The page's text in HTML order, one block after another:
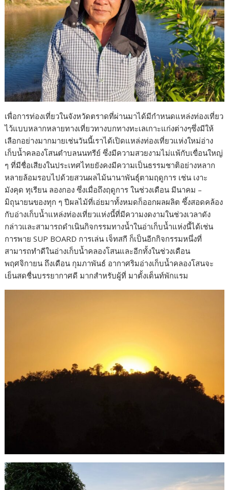
เพื่อการท่องเที่ยวในจังหวัดตราดที่ผ่านมาได้มีกำหนดแหล่งท่องเที่ยว
ไว้แบบหลากหลายทางเที่ยวทางบกทางทะเลเกาะแก่งต่างๆซึ่งมีให้
เลือกอย่างมากมายเช่นวันนี้เราได้เปิดแหล่งท่องเที่ยวแห่งใหม่อ่าง
เก็บน้ำคลองโสนตำบลนนทรีย์ ซึ่งมีความสวยงามไม่แพ้กับเขื่อนใหญ่
ๆ ที่มีชื่อเสียงในประเทศไทยยังคงมีความเป็นธรรมชาติอย่างหลาก
หลายล้อมรอบไปด้วยสวนผลไม้นานาพันธุ์ตามฤดูการ เช่น เงาะ
มังคุด ทุเรียน ลองกอง ซึ่งเมื่อถึงฤดูการ ในช่วงเดือน มีนาคม –
มิถุนายนของทุก ๆ ปีผลไม้ที่เอ่ยมาทั้งหมดก็ออกผลผลิต ซึ้งสอดคล้อง
กับอ่างเก็บน้ำแหล่งท่องเที่ยวแห่งนี้ที่มีความงดงามในช่วงเวลาดัง
กล่าวและสามารถดำเนินกิจกรรมทางน้ำในอ่าเก็บน้ำแห่งนี้ได้เช่น
การพาย SUP BOARD การเล่น เจ็ทสกี ก็เป็นอีกกิจกรรมหนึ่งที่
สามารถทำดีในอ่างเก็บน้ำคลองโสนและอีกทั้งในช่วงเดือน
พฤศจิกายน ถึงเดือน กุมภาพันธ์ อากาศริมอ่างเก็บน้ำคลองโสนจะ
เย็นสดชื่นบรรยากาศดี มากสำหรับผู้ที่ มาตั้งเต็นท์พักแรม